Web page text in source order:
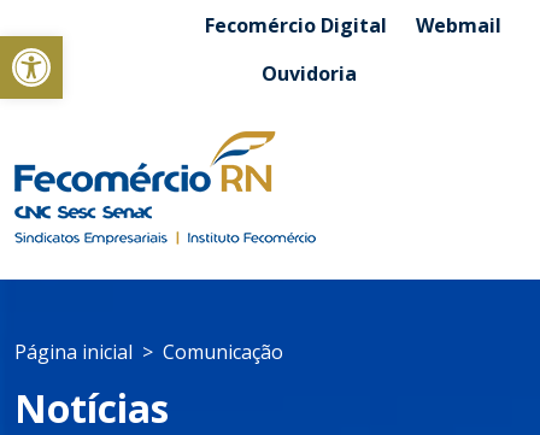
Abrir a barra de ferramentasFecomércio Digital
Webmail
Ouvidoria
Página inicial Comunicação
Notícias